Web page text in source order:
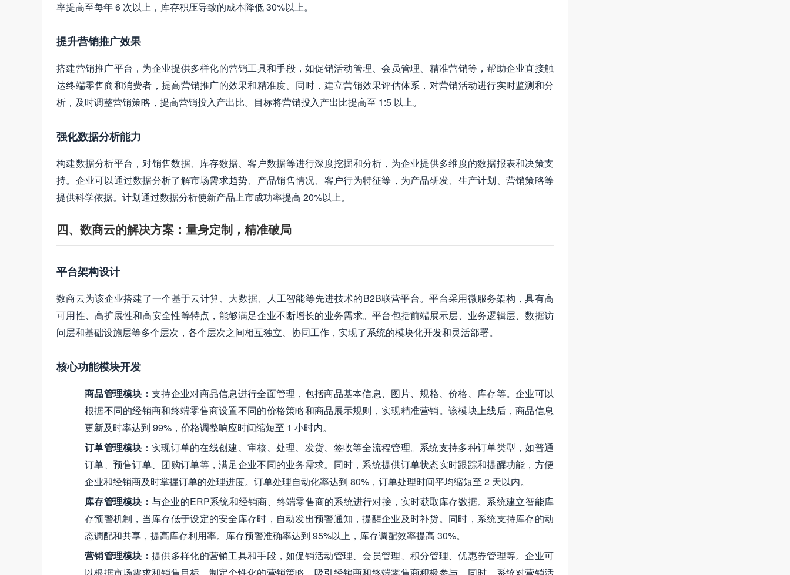
率提高至每年 6 次以上，库存积压导致的成本降低 30%以上。
提升营销推广效果
搭建营销推广平台，为企业提供多样化的营销工具和手段，如促销活动管理、会员管理、精准营销等，帮助企业直接触
达终端零售商和消费者，提高营销推广的效果和精准度。同时，建立营销效果评估体系，对营销活动进行实时监测和分
析，及时调整营销策略，提高营销投入产出比。目标将营销投入产出比提高至 1:5 以上。
强化数据分析能力
构建数据分析平台，对销售数据、库存数据、客户数据等进行深度挖掘和分析，为企业提供多维度的数据报表和决策支
持。企业可以通过数据分析了解市场需求趋势、产品销售情况、客户行为特征等，为产品研发、生产计划、营销策略等
提供科学依据。计划通过数据分析使新产品上市成功率提高 20%以上。
四、数商云的解决方案：量身定制，精准破局
平台架构设计
数商云为该企业搭建了一个基于云计算、大数据、人工智能等先进技术的B2B联营平台。平台采用微服务架构，具有高
可用性、高扩展性和高安全性等特点，能够满足企业不断增长的业务需求。平台包括前端展示层、业务逻辑层、数据访
问层和基础设施层等多个层次，各个层次之间相互独立、协同工作，实现了系统的模块化开发和灵活部署。
核心功能模块开发
商品管理模块 ：支持企业对商品信息进行全面管理，包括商品基本信息、图片、规格、价格、库存等。企业可以
根据不同的经销商和终端零售商设置不同的价格策略和商品展示规则，实现精准营销。该模块上线后，商品信息
更新及时率达到 99%，价格调整响应时间缩短至 1 小时内。
订单管理模块 ：实现订单的在线创建、审核、处理、发货、签收等全流程管理。系统支持多种订单类型，如普通
订单、预售订单、团购订单等，满足企业不同的业务需求。同时，系统提供订单状态实时跟踪和提醒功能，方便
企业和经销商及时掌握订单的处理进度。订单处理自动化率达到 80%，订单处理时间平均缩短至 2 天以内。
库存管理模块 ： 与企业的ERP系统和经销商、终端零售商的系统进行对接，实时获取库存数据。系统建立智能库
存预警机制，当库存低于设定的安全库存时，自动发出预警通知，提醒企业及时补货。同时，系统支持库存的动
态调配和共享，提高库存利用率。库存预警准确率达到 95%以上，库存调配效率提高 30%。
营销管理模块 ：提供多样化的营销工具和手段，如促销活动管理、会员管理、积分管理、优惠券管理等。企业可